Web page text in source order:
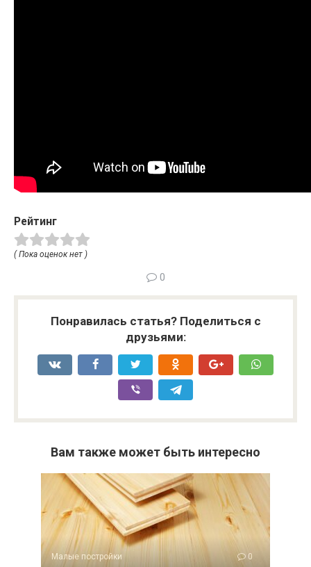
Рейтинг
( Пока оценок нет )
0
Понравилась статья? Поделиться с
друзьями:
Вам также может быть интересно
Малые постройки 0